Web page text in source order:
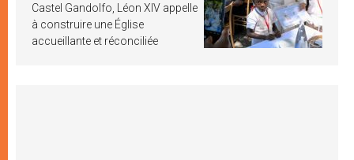
Castel Gandolfo, Léon XIV appelle
à construire une Église
accueillante et réconciliée